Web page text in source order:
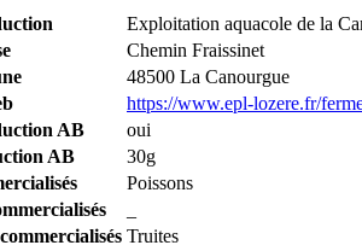
Exploitation aquacole de la
Chemin Fraissinet
48500 La Canourgue
https://www.epl-lozere.fr/
AB
oui
AB
30g
Poissons
Truites